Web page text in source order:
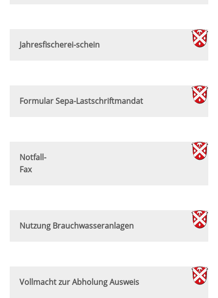
Jahresfischerei-schein
Formular Sepa-Lastschriftmandat
Notfall-
Fax
Nutzung Brauchwasseranlagen
Vollmacht zur Abholung Ausweis